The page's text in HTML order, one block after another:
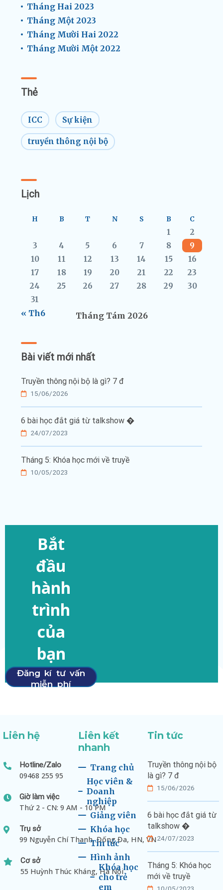
Tháng Hai 2023
Tháng Một 2023
Tháng Mười Hai 2022
Tháng Mười Một 2022
Thẻ
ICC Sự kiện
truyền thông nội bộ
Lịch
Tháng Tám 2026
H B T N S B C
1
2
3
4 5 6 7 8
9
10
11 12 13 14 15
16
17
18 19 20 21 22
23
24
25 26 27 28 29
30
31
« Th6
Bài viết mới nhất
Truyền thông nội bộ là gì? 7 đ
15/06/2026
6 bài học đắt giá từ talkshow �
24/07/2023
Tháng 5: Khóa học mới về truyề
10/05/2023
Bắt
đầu
hành
trình
của
bạn
Đăng kí tư vấn
miễn phí
Liên hệ
Hotline/Zalo
09468 255 95
Giờ làm việc
Thứ 2 - CN: 9 AM - 10 PM
Trụ sở
99 Nguyễn Chí Thanh, Đống Đa, HN, VN
Cơ sở
55 Huỳnh Thúc Kháng, Hà Nội
Liên kết
nhanh
Trang chủ
Học viên &
Doanh
nghiệp
Giảng viên
Khóa học
Tin tức
Hình ảnh
Khóa học
cho trẻ
em
Tin tức
Truyền thông nội bộ
là gì? 7 đ
15/06/2026
6 bài học đắt giá từ
talkshow �
24/07/2023
Tháng 5: Khóa học
mới về truyề
10/05/2023